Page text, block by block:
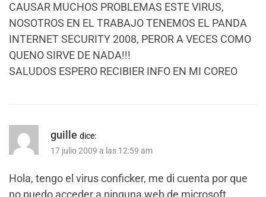
CAUSAR MUCHOS PROBLEMAS ESTE VIRUS,
NOSOTROS EN EL TRABAJO TENEMOS EL PANDA
INTERNET SECURITY 2008, PEROR A VECES COMO
QUENO SIRVE DE NADA!!!
SALUDOS ESPERO RECIBIER INFO EN MI COREO
guille dice:
17 julio 2009 a las 12:59 am
Hola, tengo el virus conficker, me di cuenta por que